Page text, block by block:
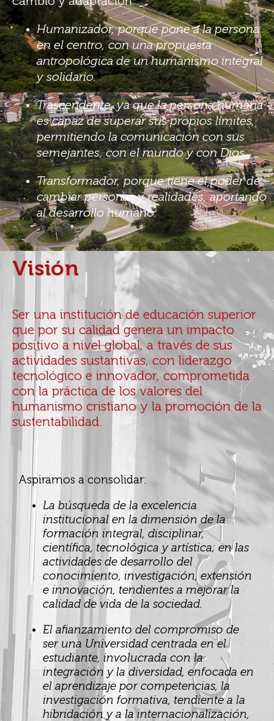
Humanizador, porque pone a la persona
en el centro, con una propuesta
antropológica de un humanismo integral
y solidario.
Trascendente, ya que la persona humana
es capaz de superar sus propios límites,
permitiendo la comunicación con sus
semejantes, con el mundo y con Dios.
Transformador, porque tiene el poder de
cambiar personas y realidades, aportando
al desarrollo humano.
Visión
Ser una institución de educación superior
que por su calidad genera un impacto
positivo a nivel global, a través de sus
actividades sustantivas, con liderazgo
tecnológico e innovador, comprometida
con la práctica de los valores del
humanismo cristiano y la promoción de la
sustentabilidad.
Aspiramos a consolidar:
La búsqueda de la excelencia
institucional en la dimensión de la
formación integral, disciplinar,
científica, tecnológica y artística; en las
actividades de desarrollo del
conocimiento, investigación, extensión
e innovación, tendientes a mejorar la
calidad de vida de la sociedad.
El afianzamiento del compromiso de
ser una Universidad centrada en el
estudiante, involucrada con la
integración y la diversidad, enfocada en
el aprendizaje por competencias, la
investigación formativa, tendiente a la
hibridación y a la internacionalización,